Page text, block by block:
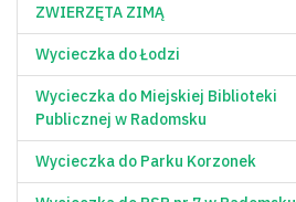
ZWIERZĘTA ZIMĄ
Wycieczka do Łodzi
Wycieczka do Miejskiej Biblioteki
Publicznej w Radomsku
Wycieczka do Parku Korzonek